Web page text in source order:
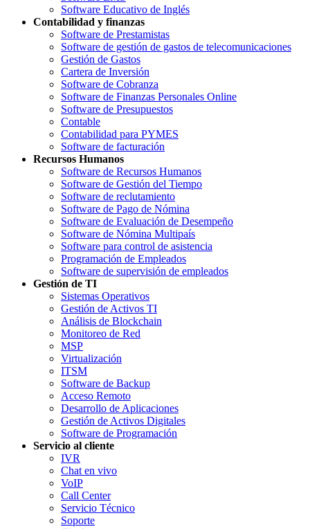
Software Educativo de Inglés
Contabilidad y finanzas
Software de Prestamistas
Software de gestión de gastos de telecomunicaciones
Gestión de Gastos
Cartera de Inversión
Software de Cobranza
Software de Finanzas Personales Online
Software de Presupuestos
Contable
Contabilidad para PYMES
Software de facturación
Recursos Humanos
Software de Recursos Humanos
Software de Gestión del Tiempo
Software de reclutamiento
Software de Pago de Nómina
Software de Evaluación de Desempeño
Software de Nómina Multipaís
Software para control de asistencia
Programación de Empleados
Software de supervisión de empleados
Gestión de TI
Sistemas Operativos
Gestión de Activos TI
Análisis de Blockchain
Monitoreo de Red
MSP
Virtualización
ITSM
Software de Backup
Acceso Remoto
Desarrollo de Aplicaciones
Gestión de Activos Digitales
Software de Programación
Servicio al cliente
IVR
Chat en vivo
VoIP
Call Center
Servicio Técnico
Soporte